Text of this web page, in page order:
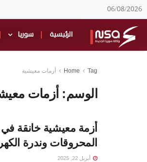
06/08/2026
الرئيسية سوريا
Home Tag أزمات معيشية
الوسم: أزمات
أزمة معيشية خانقة
المحروقات وندرة
أبريل 22, 2025